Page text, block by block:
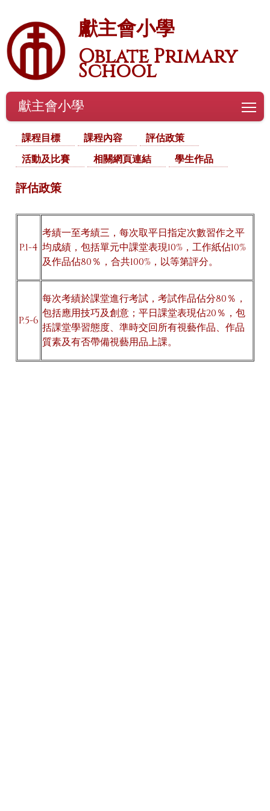
獻主會小學
Oblate Primary
School
獻主會小學
課程目標 課程內容
評估政策
活動及比賽
相關網頁連結 學生作品
評估政策
P.1-4
考績一至考績三，每次取平日指定次數習作之平
均成績，包括單元中課堂表現10%，工作紙佔10%
及作品佔80％，合共100%，以等第評分。
P.5-6
每次考績於課堂進行考試，考試作品佔分80％，
包括應用技巧及創意；平日課堂表現佔20％，包
括課堂學習態度、準時交回所有視藝作品、作品
質素及有否帶備視藝用品上課。